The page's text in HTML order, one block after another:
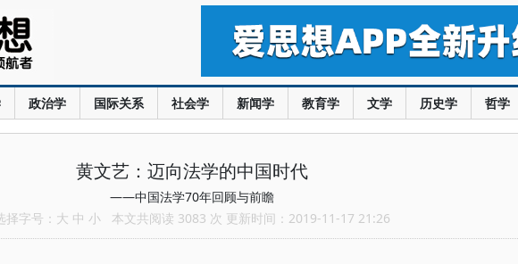
政治学 国际关系 社会学 新闻学 教育学 文学 历史学 哲学
黄文艺：迈向法学的中国时代
——中国法学70年回顾与前瞻
择字号： 大 中 小 本文共阅读 3083 次 更新时间：2019-11-17 21:26